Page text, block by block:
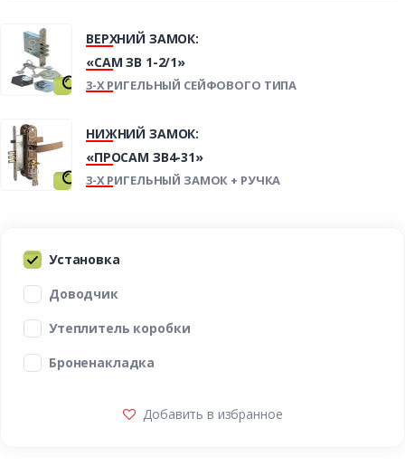
ВЕРХНИЙ ЗАМОК:
«САМ ЗВ 1-2/1»
3-Х РИГЕЛЬНЫЙ СЕЙФОВОГО ТИПА
НИЖНИЙ ЗАМОК:
«ПРОСАМ ЗВ4-31»
3-Х РИГЕЛЬНЫЙ ЗАМОК + РУЧКА
Установка
Доводчик
Утеплитель коробки
Броненакладка
Добавить в избранное